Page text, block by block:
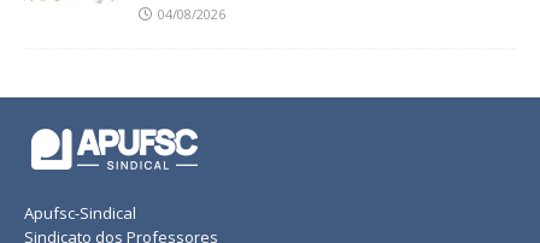
04/08/2026
Apufsc-Sindical
Sindicato dos Professores